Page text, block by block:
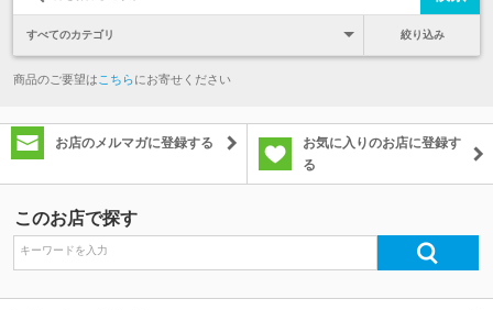
絞り込み
商品のご要望は こちらにお寄せください
お店のメルマガに登録する
お気に入りのお店に登録す
る
このお店で探す